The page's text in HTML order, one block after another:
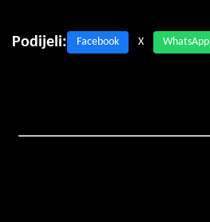
Podijeli: Facebook X WhatsApp